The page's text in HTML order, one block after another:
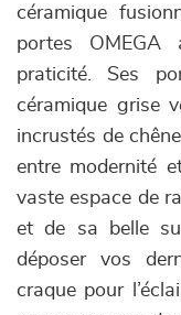
céramique
portes OMEGA
praticité. Ses
céramique grise
incrustés de
entre modernité
vaste espace de
et de sa belle
déposer vos
craque pour